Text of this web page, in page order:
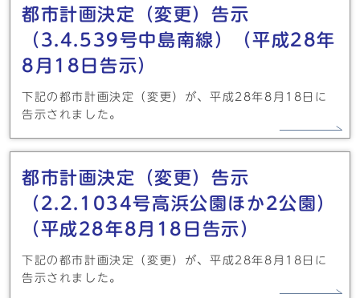
都市計画決定（変更）告示
（3.4.539号中島南線）（平成28年
8月18日告示）
下記の都市計画決定（変更）が、平成28年8月18日に
告示されました。
都市計画決定（変更）告示
（2.2.1034号高浜公園ほか2公園）
（平成28年8月18日告示）
下記の都市計画決定（変更）が、平成28年8月18日に
告示されました。